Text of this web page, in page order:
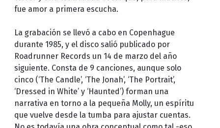
fue amor a primera escucha.
La grabación se llevó a cabo en Copenhague
durante 1985, y el disco salió publicado por
Roadrunner Records un 14 de marzo del año
siguiente. Consta de 9 canciones, aunque solo
cinco (‘The Candle’, ‘The Jonah’, ‘The Portrait’,
‘Dressed in White’ y ‘Haunted’) forman una
narrativa en torno a la pequeña Molly, un espíritu
que vuelve desde la tumba para ajustar cuentas.